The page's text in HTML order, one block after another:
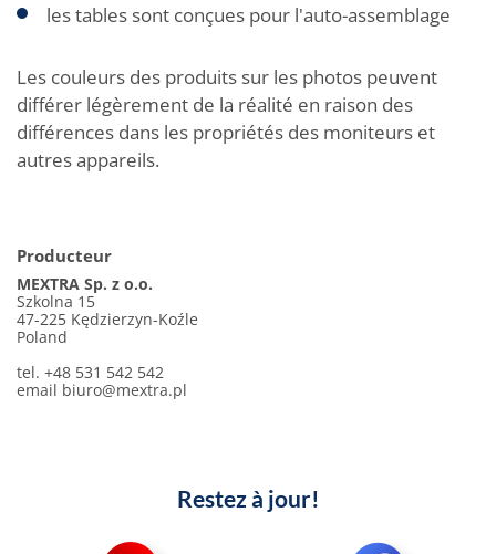
les tables sont conçues pour l'auto-assemblage
Les couleurs des produits sur les photos peuvent
différer légèrement de la réalité en raison des
différences dans les propriétés des moniteurs et
autres appareils.
Producteur
MEXTRA Sp. z o.o.
Szkolna 15
47-225 Kędzierzyn-Koźle
Poland
tel. +48 531 542 542
email biuro@mextra.pl
Restez à jour!